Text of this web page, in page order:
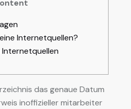
Internetquellen?
das genaue Datum
inoffizieller mitarbeiter